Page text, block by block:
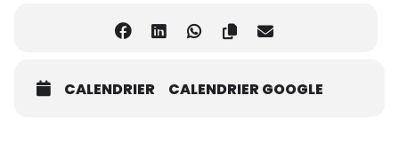
CALENDRIER CALENDRIER GOOGLE